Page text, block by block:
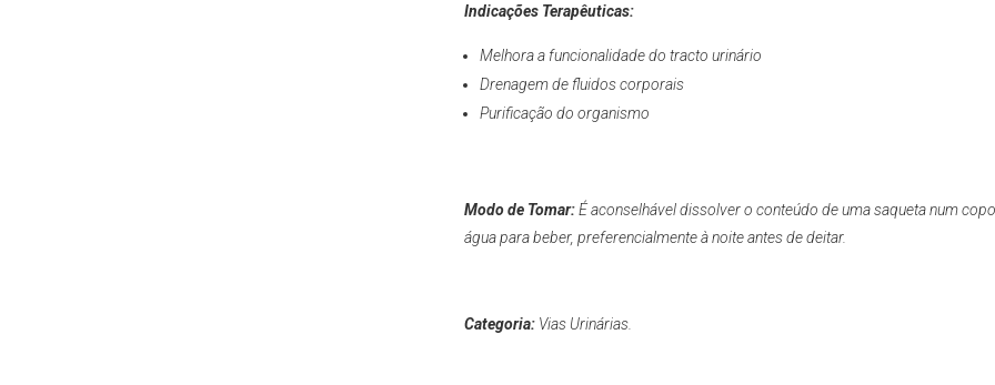
Indicações Terapêuticas:
Melhora a funcionalidade do tracto urinário
Drenagem de fluidos corporais
Purificação do organismo
Modo de Tomar:É aconselhável dissolver o conteúdo de uma saqueta num
água para beber, preferencialmente à noite antes de deitar.
Categoria:Vias Urinárias.